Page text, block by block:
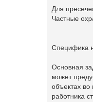
Для
Частные
Специфика
Основная
может
объектах
работника